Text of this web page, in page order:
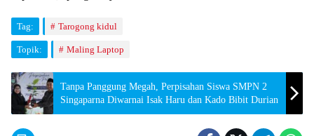
Tag: Tarogong kidul
Topik: Maling Laptop
Tanpa Panggung Megah, Perpisahan Siswa SMPN 2
Singaparna Diwarnai Isak Haru dan Kado Bibit Durian